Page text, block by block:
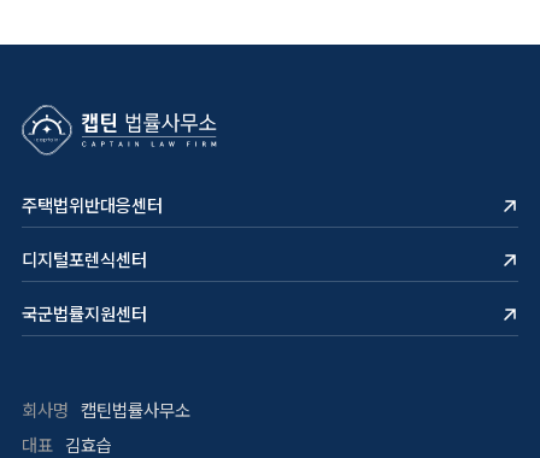
주택법위반대응센터
디지털포렌식센터
국군법률지원센터
회사명
캡틴법률사무소
대표
김효습